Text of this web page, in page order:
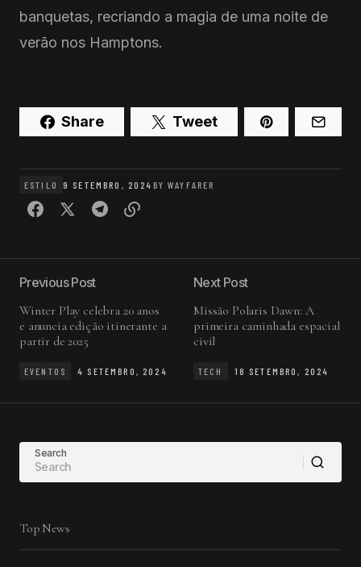
banquetas, recriando a magia de uma noite de
verão nos Hamptons.
Share Tweet
ESTILO 9 SETEMBRO, 2024 BY WAYFARER
Previous Post
Winter Play celebra 20 anos
e anuncia edição itinerante a
partir de 2025
EVENTOS 4 SETEMBRO, 2024
Next Post
Missão Polaris Dawn: A
primeira caminhada espacial
civil
TECH 18 SETEMBRO, 2024
Search
Top News